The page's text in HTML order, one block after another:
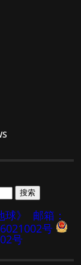
》
邮箱：
号
号